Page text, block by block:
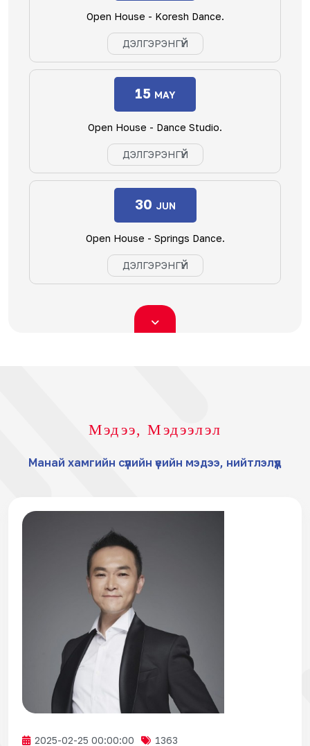
Open House - Koresh Dance.
ДЭЛГЭРЭНГҮЙ
15 MAY
Open House - Dance Studio.
ДЭЛГЭРЭНГҮЙ
30 JUN
Open House - Springs Dance.
ДЭЛГЭРЭНГҮЙ
Мэдээ, Мэдээлэл
Манай хамгийн сүүлийн үеийн мэдээ, нийтлэлүүд
2025-02-25 00:00:00 1363